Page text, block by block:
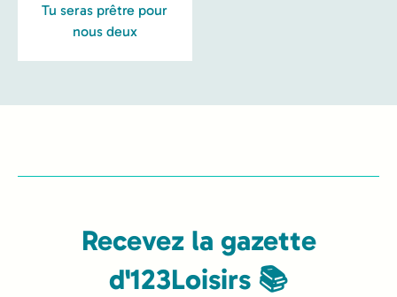
Tu seras prêtre pour
nous deux
Recevez la gazette
d'123Loisirs 📚